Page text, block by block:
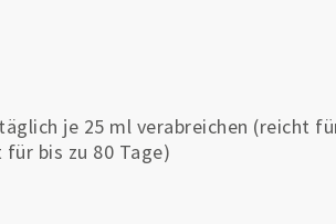
je 25 ml verabreichen (reicht
bis zu 80 Tage)